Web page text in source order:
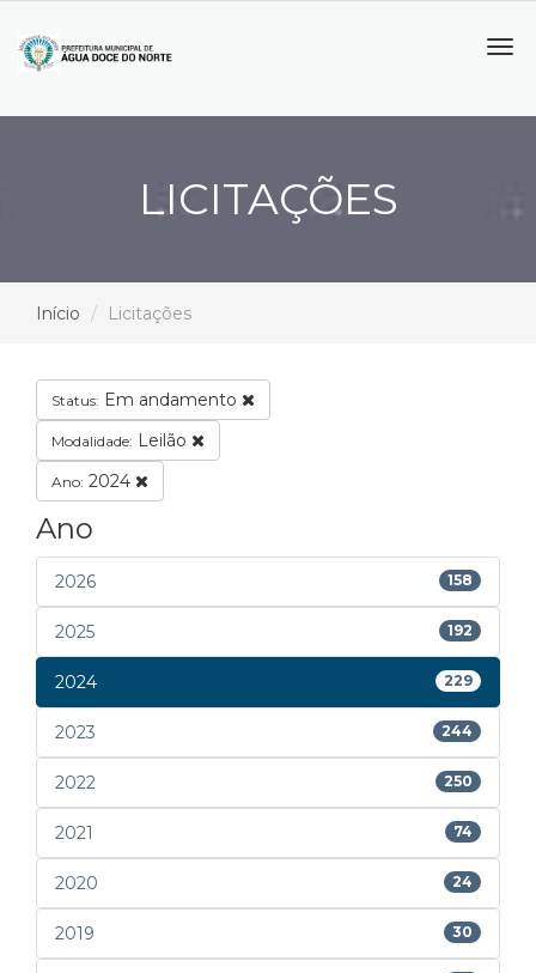
LICITAÇÕES
Início Licitações
Status: Em andamento
Modalidade: Leilão
Ano: 2024
Ano
2026 158
2025 192
2024 229
2023 244
2022 250
2021 74
2020 24
2019 30